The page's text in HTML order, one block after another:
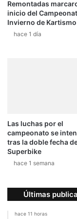
Remontadas
inicio del
Invierno de Kartismo
hace 1 día
Las luchas por el
campeonato se
tras la doble fecha
Superbike
hace 1 semana
Últimas
hace 11 horas